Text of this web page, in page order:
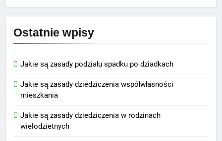
Ostatnie wpisy
Jakie są zasady podziału spadku po dziadkach
Jakie są zasady dziedziczenia współwłasności
mieszkania
Jakie są zasady dziedziczenia w rodzinach
wielodzietnych